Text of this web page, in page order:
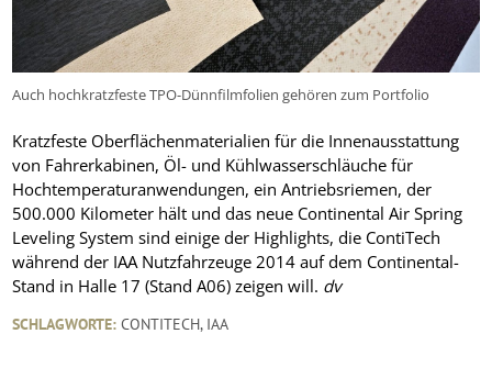
Auch hochkratzfeste TPO-Dünnfilmfolien gehören zum Portfolio
Kratzfeste Oberflächenmaterialien für die Innenausstattung
von Fahrerkabinen, Öl- und Kühlwasserschläuche für
Hochtemperaturanwendungen, ein Antriebsriemen, der
500.000 Kilometer hält und das neue Continental Air Spring
Leveling System sind einige der Highlights, die ContiTech
während der IAA Nutzfahrzeuge 2014 auf dem Continental-
Stand in Halle 17 (Stand A06) zeigen will. dv
SCHLAGWORTE: CONTITECH, IAA